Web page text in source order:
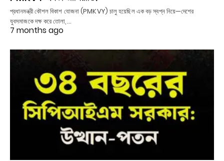
প্রধানমন্ত্রী কৌশল বিকাশ যোজনা (PMKVY) চালু হয়েছিল এক বড় স্বপ্ন নিয়ে—দেশের
যুবসমাজকে দক্ষ করে তোলা,…
7 months ago